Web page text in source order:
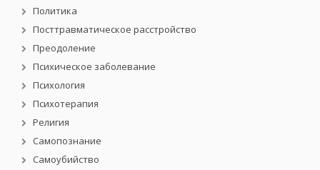
Политика
Посттравматическое расстройство
Преодоление
Психическое заболевание
Психология
Психотерапия
Религия
Самопознание
Самоубийство